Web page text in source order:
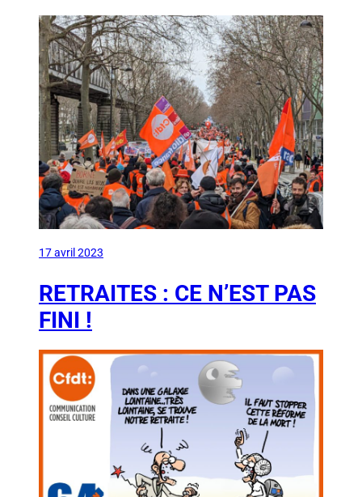
17 avril 2023
RETRAITES : CE N’EST PAS
FINI !